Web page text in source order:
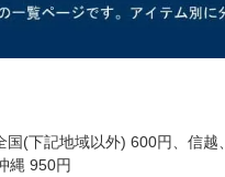
国(下記地域以外) 600円、信
縄 950円